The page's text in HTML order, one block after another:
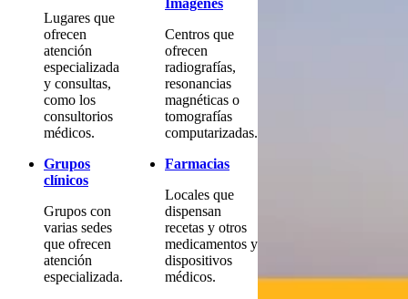
Lugares que
ofrecen
atención
especializada
y consultas,
como los
consultorios
médicos.
Grupos
clínicos
Grupos con
varias sedes
que ofrecen
atención
especializada.
Imágenes
Centros que
ofrecen
radiografías,
resonancias
magnéticas o
tomografías
computarizadas.
Farmacias
Locales que
dispensan
recetas y otros
medicamentos y
dispositivos
médicos.